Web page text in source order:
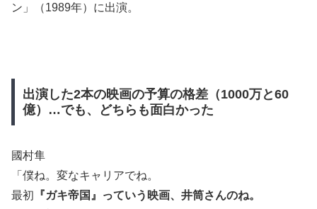
ン」（1989年）に出演。
出演した2本の映画の予算の格差（1000万と60
億）…でも、どちらも面白かった
國村隼
「僕ね。変なキャリアでね。
最初 『ガキ帝国』っていう映画、井筒さんのね。